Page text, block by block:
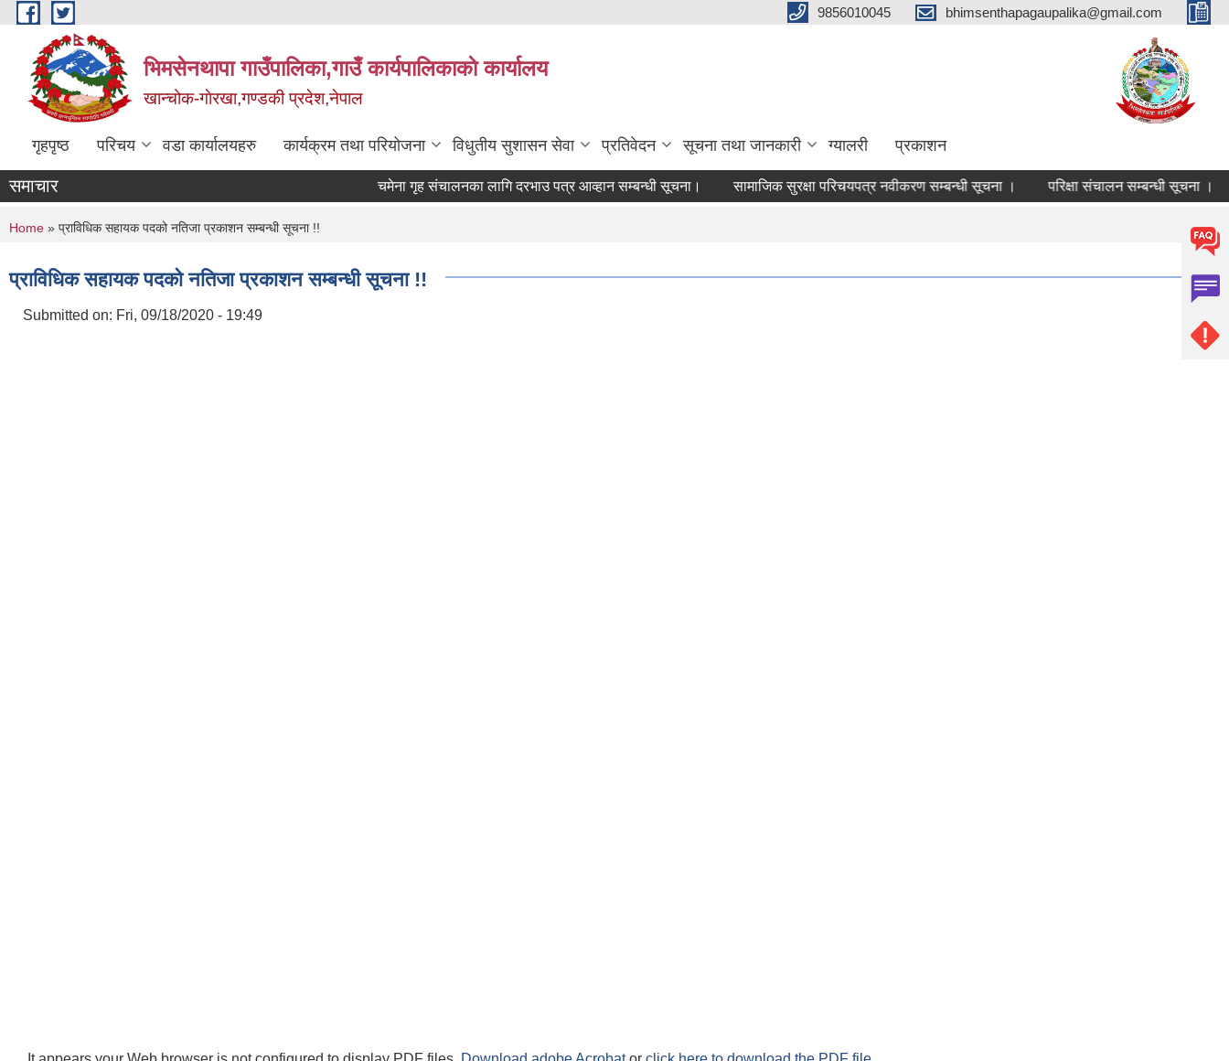
Skip to main content 9856010045 bhimsenthapagaupalika@gmail.com
भिमसेनथापा गाउँपालिका,गाउँ कार्यपालिकाकाे कार्यालय
खान्चोक-गाेरखा,गण्डकी प्रदेश,नेपाल
गृहपृष्ठ परिचय वडा कार्यालयहरु कार्यक्रम तथा परियोजना विधुतीय सुशासन सेवा प्रतिवेदन सूचना तथा जानकारी ग्यालरी प्रकाशन
समाचार चमेना गृह संचालनका लागि दरभाउ पत्र आव्हान सम्बन्धी सूचना। सामाजिक सुरक्षा परिचयपत्र नवीकरण सम्बन्धी सूचना । परिक्षा संचालन सम्बन्धी सूचना ।
You are here
Home » प्राविधिक सहायक पदको नतिजा प्रकाशन सम्बन्धी सूचना !!
प्राविधिक सहायक पदको नतिजा प्रकाशन सम्बन्धी सूचना !!
Submitted on: Fri, 09/18/2020 - 19:49